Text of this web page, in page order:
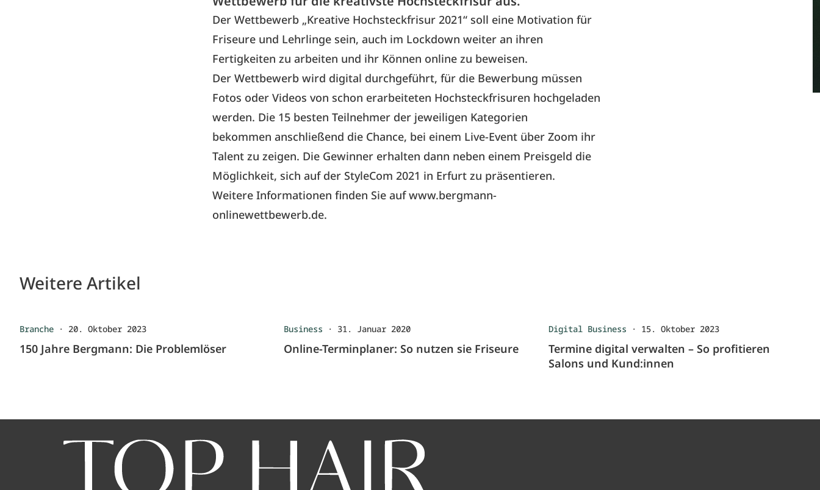
Der Wettbewerb „Kreative Hochsteckfrisur 2021“ soll eine Motivation für
Friseure und Lehrlinge sein, auch im Lockdown weiter an ihren
Fertigkeiten zu arbeiten und ihr Können online zu beweisen.
Der Wettbewerb wird digital durchgeführt, für die Bewerbung müssen
Fotos oder Videos von schon erarbeiteten Hochsteckfrisuren hochgeladen
werden. Die 15 besten Teilnehmer der jeweiligen Kategorien
bekommen anschließend die Chance, bei einem Live-Event über Zoom ihr
Talent zu zeigen. Die Gewinner erhalten dann neben einem Preisgeld die
Möglichkeit, sich auf der StyleCom 2021 in Erfurt zu präsentieren.
Weitere Informationen finden Sie aufwww.bergmann-
onlinewettbewerb.de.
Weitere Artikel
Branche · 20. Oktober 2023
150 Jahre Bergmann: Die Problemlöser
Business · 31. Januar 2020
Online-Terminplaner: So nutzen sie Friseure
Digital Business · 15. Oktober 2023
Termine digital verwalten – So profitieren
Salons und Kund:innen